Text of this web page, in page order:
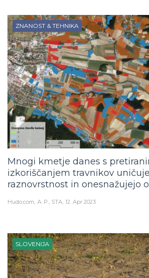
ZNANOST & TEHNIKA
Mnogi kmetje danes s
izkoriščanjem travnikov
raznovrstnost in onesnažujejo
Hudo.com A. P., STA 12. Apr 2023
SLOVENIJA